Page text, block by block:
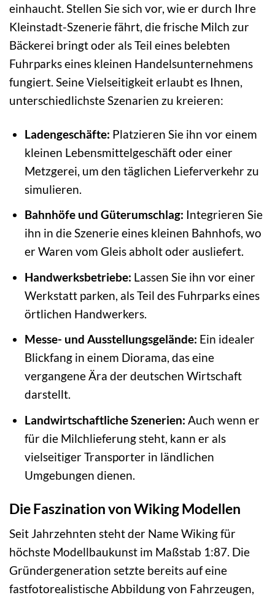
einhaucht. Stellen Sie sich vor, wie er durch Ihre
Kleinstadt-Szenerie fährt, die frische Milch zur
Bäckerei bringt oder als Teil eines belebten
Fuhrparks eines kleinen Handelsunternehmens
fungiert. Seine Vielseitigkeit erlaubt es Ihnen,
unterschiedlichste Szenarien zu kreieren:
Ladengeschäfte: Platzieren Sie ihn vor einem
kleinen Lebensmittelgeschäft oder einer
Metzgerei, um den täglichen Lieferverkehr zu
simulieren.
Bahnhöfe und Güterumschlag: Integrieren Sie
ihn in die Szenerie eines kleinen Bahnhofs, wo
er Waren vom Gleis abholt oder ausliefert.
Handwerksbetriebe: Lassen Sie ihn vor einer
Werkstatt parken, als Teil des Fuhrparks eines
örtlichen Handwerkers.
Messe- und Ausstellungsgelände: Ein idealer
Blickfang in einem Diorama, das eine
vergangene Ära der deutschen Wirtschaft
darstellt.
Landwirtschaftliche Szenerien: Auch wenn er
für die Milchlieferung steht, kann er als
vielseitiger Transporter in ländlichen
Umgebungen dienen.
Die Faszination von Wiking Modellen
Seit Jahrzehnten steht der Name Wiking für
höchste Modellbaukunst im Maßstab 1:87. Die
Gründergeneration setzte bereits auf eine
fastfotorealistische Abbildung von Fahrzeugen,